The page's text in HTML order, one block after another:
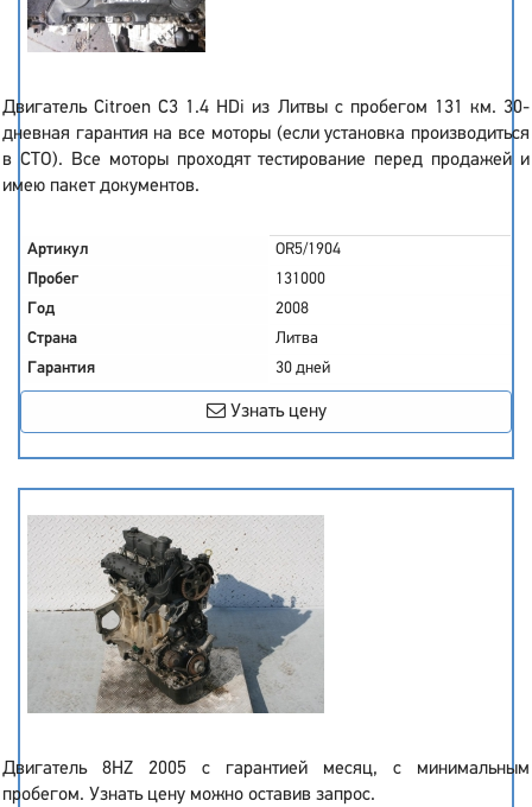
Двигатель Citroen C3 1.4 HDi из Литвы с пробегом 131 км. 30-
дневная гарантия на все моторы (если установка производиться
в СТО). Все моторы проходят тестирование перед продажей и
имею пакет документов.
Артикул
OR5/1904
Пробег
131000
Год
2008
Страна
Литва
Гарантия
30 дней
Узнать цену
Двигатель 8HZ 2005 с гарантией месяц, с минимальным
пробегом. Узнать цену можно оставив запрос.